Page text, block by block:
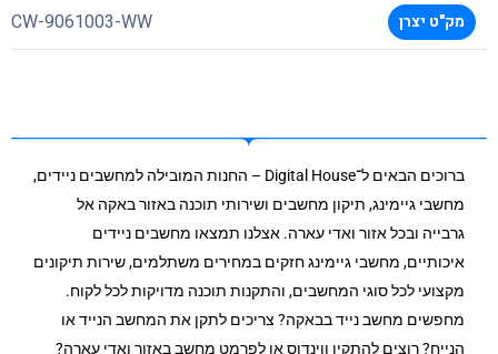
מק"ט יצרן CW-9061003-WW
ברוכים הבאים ל־Digital House – החנות המובילה למחשבים ניידים,
מחשבי גיימינג, תיקון מחשבים ושירותי תוכנה באזור באקה אל
גרבייה ובכל אזור ואדי עארה. אצלנו תמצאו מחשבים ניידים
איכותיים, מחשבי גיימינג חזקים במחירים משתלמים, שירות תיקונים
מקצועי לכל סוגי המחשבים, והתקנות תוכנה מדויקות לכל לקוח.
מחפשים מחשב נייד בבאקה? צריכים לתקן את המחשב הנייד או
הנייח? רוצים להתקין ווינדוס או לפרמט מחשב באזור ואדי עארה?